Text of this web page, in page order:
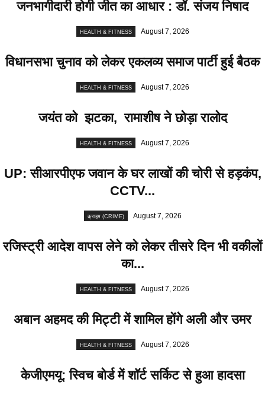
जनभागीदारी होगी जीत का आधार : डॉ. संजय निषाद
HEALTH & FITNESS August 7, 2026
विधानसभा चुनाव को लेकर एकलव्य समाज पार्टी हुई बैठक
HEALTH & FITNESS August 7, 2026
जयंत को झटका, रामाशीष ने छोड़ा रालोद
HEALTH & FITNESS August 7, 2026
UP: सीआरपीएफ जवान के घर लाखों की चोरी से हड़कंप,
CCTV...
क्राइम (CRIME) August 7, 2026
रजिस्ट्री आदेश वापस लेने को लेकर तीसरे दिन भी वकीलों
का...
HEALTH & FITNESS August 7, 2026
अबान अहमद की मिट्टी में शामिल होंगे अली और उमर
HEALTH & FITNESS August 7, 2026
केजीएमयू: स्विच बोर्ड में शॉर्ट सर्किट से हुआ हादसा